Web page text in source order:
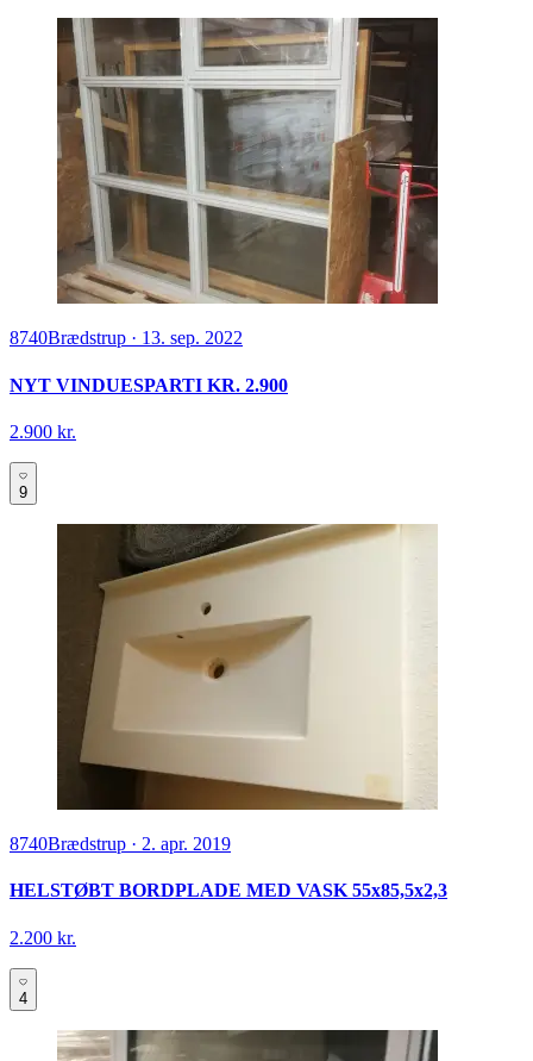
8740Brædstrup · 13. sep. 2022
NYT VINDUESPARTI KR. 2.900
2.900 kr.
9
8740Brædstrup · 2. apr. 2019
HELSTØBT BORDPLADE MED VASK 55x85,5x2,3
2.200 kr.
4